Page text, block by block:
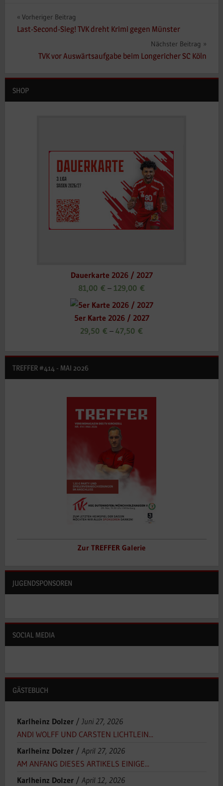
Beitragsnavigation
Vorheriger Beitrag
Last-Second-Sieg! TVK dreht Krimi gegen Münster
Nächster Beitrag
TVK vor Auswärtsaufgabe beim Longericher SC Köln
SHOP
Dauerkarte 2026 / 2027
81,00 € – 129,00 €
5er Karte 2026 / 2027
29,50 € – 47,50 €
TREFFER #414 - MAI 2026
Zur TREFFER Galerie
JUGENDSPONSOREN
SOCIAL MEDIA
GÄSTEBUCH
Karlheinz Dolzer/ Juni 27, 2026
ANDI WOLFF UND CARSTEN LICHTLEIN...
Karlheinz Dolzer/ April 27, 2026
AM ANFANG DIESES ARTIKELS EINIGE...
Karlheinz Dolzer/ April 12, 2026